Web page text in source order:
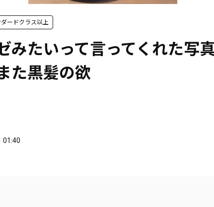
ダードクラス以上
みたいって言ってくれた写
た黒髪の欲
01:40